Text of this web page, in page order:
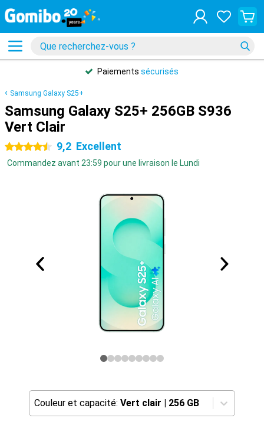
Paiements sécurisés
Samsung Galaxy S25+
Samsung Galaxy S25+ 256GB S936
Vert Clair
4.5 étoiles 9,2 Excellent
Commandez avant 23:59 pour une livraison le Lundi
Couleur et capacité: Vert clair | 256 GB